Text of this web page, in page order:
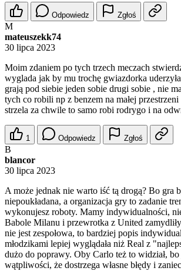
Odpowiedz Zgłoś
M
mateuszekk74
30 lipca 2023
Moim zdaniem po tych trzech meczach
wyglada jak by mu trochę gwiazdorka
grają pod siebie jeden sobie drugi sobie , nie
tych co robili np z benzem na małej
strzela za chwile to samo robi rodrygo i na
1 Odpowiedz Zgłoś
B
blancor
30 lipca 2023
A może jednak nie warto iść tą drogą? Bo gra
niepoukładana, a organizacja gry to zadanie
wykonujesz roboty. Mamy indywidualności,
Babole Milanu i przewrotka z United
nie jest zespołowa, to bardziej popis
młodzikami lepiej wyglądała niż Real z
dużo do poprawy. Oby Carlo też to widział,
wątpliwości, że dostrzega własne błędy i